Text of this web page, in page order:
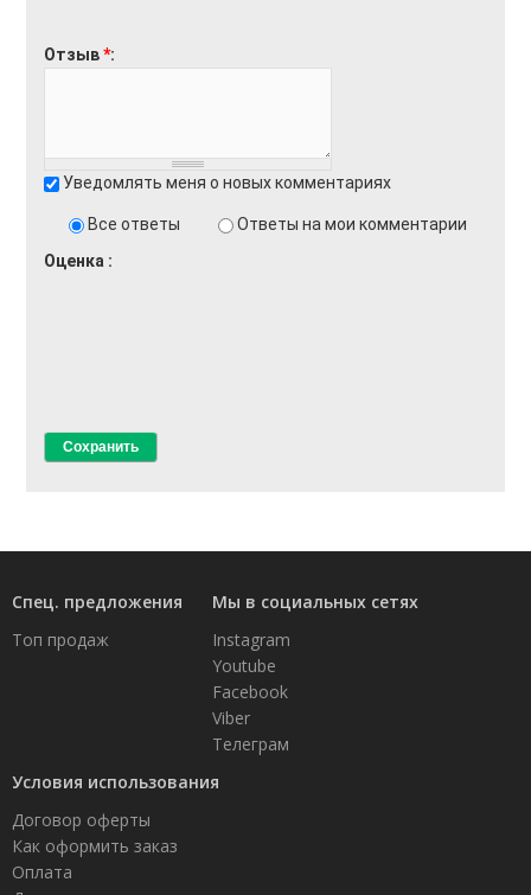
Отзыв*
Уведомлять меня о новых комментариях
Все ответы
Ответы на мои комментарии
Оценка
Спец. предложения
Топ продаж
Мы в социальных сетях
Instagram
Youtube
Facebook
Viber
Телеграм
Условия использования
Договор оферты
Как оформить заказ
Оплата